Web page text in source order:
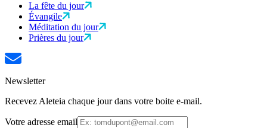
La fête du jour
Évangile
Méditation du jour
Prières du jour
Newsletter
Recevez Aleteia chaque jour dans votre boite e-mail.
Votre adresse email